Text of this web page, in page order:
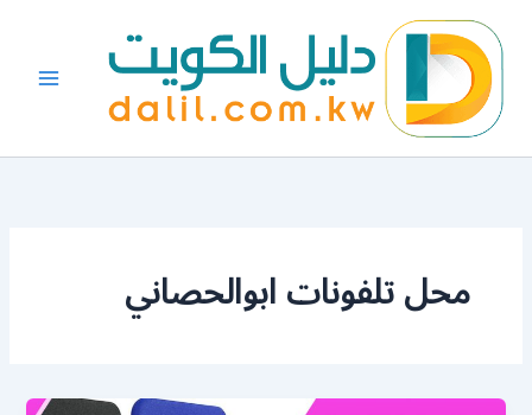
المحتوى
محل تلفونات ابوالحصاني